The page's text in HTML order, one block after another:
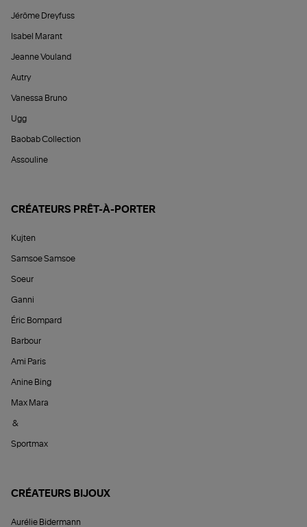
Jérôme Dreyfuss
Isabel Marant
Jeanne Vouland
Autry
Vanessa Bruno
Ugg
Baobab Collection
Assouline
CRÉATEURS PRÊT-À-PORTER
Kujten
Samsoe Samsoe
Soeur
Ganni
Éric Bompard
Barbour
Ami Paris
Anine Bing
Max Mara
&
Sportmax
CRÉATEURS BIJOUX
Aurélie Bidermann